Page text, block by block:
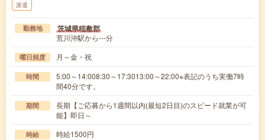
派遣
勤務地 茨城県稲敷郡
荒川沖駅から---分
曜日頻度 月～金・祝
時間
5:00～14:008:30～17:3013:00～22:00※表記のうち実働7時
間40分です。
期間
長期【ご応募から1週間以内(最短2日目)のスピード就業が可
能】即日～
時給 時給1500円